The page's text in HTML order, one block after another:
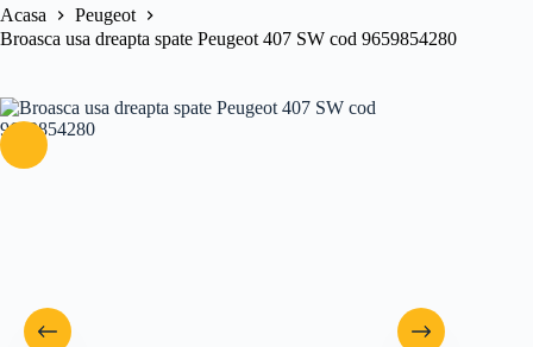
Acasa
Peugeot
Broasca usa dreapta spate Peugeot 407 SW cod 9659854280